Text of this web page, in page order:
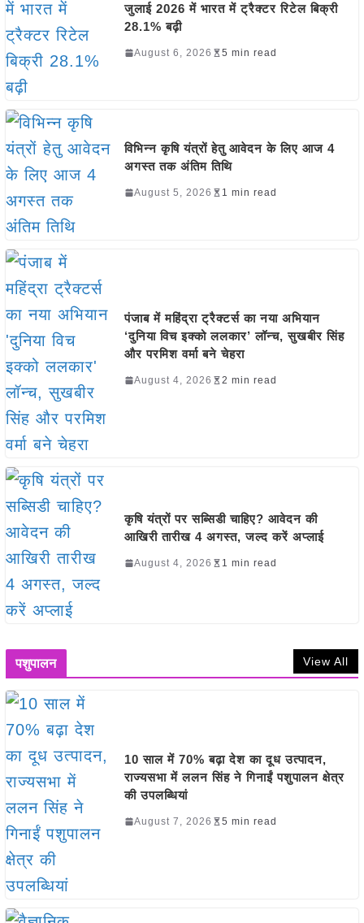
जुलाई 2026 में भारत में ट्रैक्टर रिटेल बिक्री
28.1% बढ़ी
August 6, 2026 5 min read
विभिन्न कृषि यंत्रों हेतु आवेदन के लिए आज 4
अगस्त तक अंतिम तिथि
August 5, 2026 1 min read
पंजाब में महिंद्रा ट्रैक्टर्स का नया अभियान
‘दुनिया विच इक्को ललकार’ लॉन्च, सुखबीर सिंह
और परमिश वर्मा बने चेहरा
August 4, 2026 2 min read
कृषि यंत्रों पर सब्सिडी चाहिए? आवेदन की
आखिरी तारीख 4 अगस्त, जल्द करें अप्लाई
August 4, 2026 1 min read
पशुपालन View All
10 साल में 70% बढ़ा देश का दूध उत्पादन,
राज्यसभा में ललन सिंह ने गिनाईं पशुपालन क्षेत्र
की उपलब्धियां
August 7, 2026 5 min read